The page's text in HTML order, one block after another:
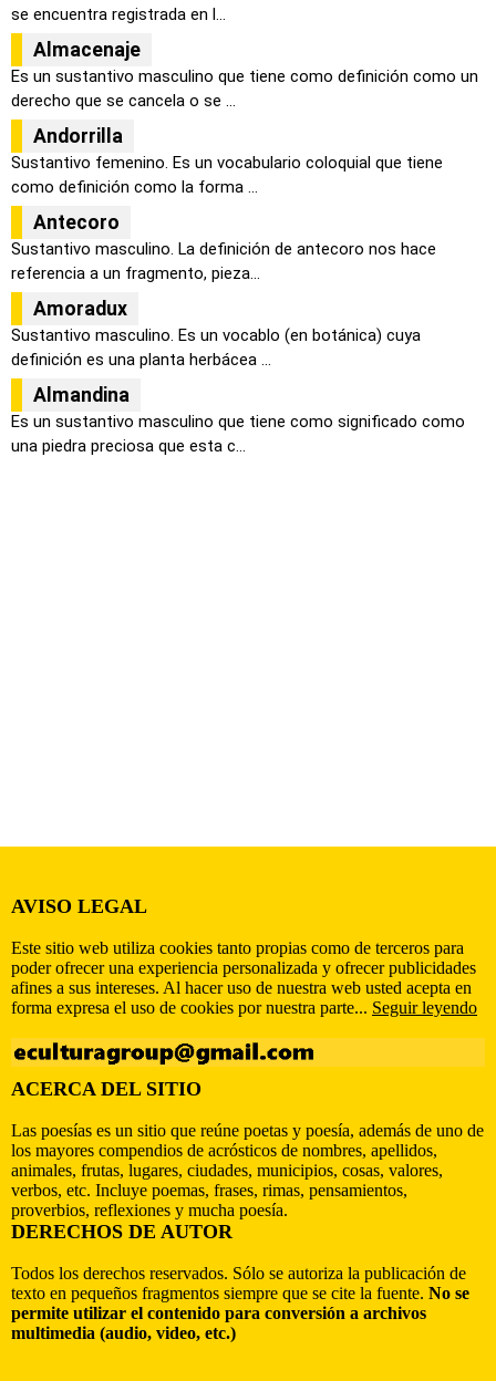
se encuentra registrada en l...
Almacenaje
Es un sustantivo masculino que tiene como definición como un
derecho que se cancela o se ...
Andorrilla
Sustantivo femenino. Es un vocabulario coloquial que tiene
como definición como la forma ...
Antecoro
Sustantivo masculino. La definición de antecoro nos hace
referencia a un fragmento, pieza...
Amoradux
Sustantivo masculino. Es un vocablo (en botánica) cuya
definición es una planta herbácea ...
Almandina
Es un sustantivo masculino que tiene como significado como
una piedra preciosa que esta c...
AVISO LEGAL
Este sitio web utiliza cookies tanto propias como de terceros para
poder ofrecer una experiencia personalizada y ofrecer publicidades
afines a sus intereses. Al hacer uso de nuestra web usted acepta en
forma expresa el uso de cookies por nuestra parte... Seguir leyendo
ACERCA DEL SITIO
Las poesías es un sitio que reúne poetas y poesía, además de uno de
los mayores compendios de acrósticos de nombres, apellidos,
animales, frutas, lugares, ciudades, municipios, cosas, valores,
verbos, etc. Incluye poemas, frases, rimas, pensamientos,
proverbios, reflexiones y mucha poesía.
DERECHOS DE AUTOR
Todos los derechos reservados. Sólo se autoriza la publicación de
texto en pequeños fragmentos siempre que se cite la fuente. No se
permite utilizar el contenido para conversión a archivos
multimedia (audio, video, etc.)